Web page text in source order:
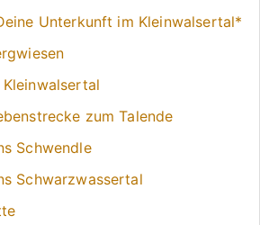
Unterkunft im Kleinwalsertal*
zum Talende
Schwendle
Schwarzwassertal